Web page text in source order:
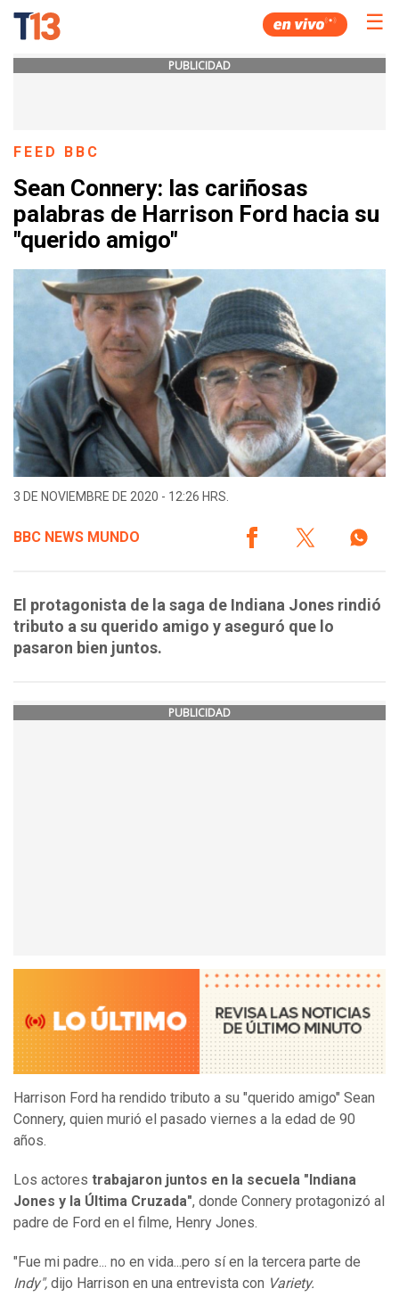
☰
PUBLICIDAD
FEED BBC
Sean Connery: las cariñosas
palabras de Harrison Ford hacia su
"querido amigo"
3 DE NOVIEMBRE DE 2020 - 12:26 HRS.
BBC NEWS MUNDO
El protagonista de la saga de Indiana Jones rindió
tributo a su querido amigo y aseguró que lo
pasaron bien juntos.
PUBLICIDAD
Harrison Ford ha rendido tributo a su "querido amigo" Sean
Connery, quien murió el pasado viernes a la edad de 90
años.
Los actores trabajaron juntos en la secuela " Indiana
Jones y la Última Cruzada", donde Connery protagonizó al
padre de Ford en el filme, Henry Jones.
"Fue mi padre... no en vida...pero sí en la tercera parte de
Indy", dijo Harrison en una entrevista con Variety.